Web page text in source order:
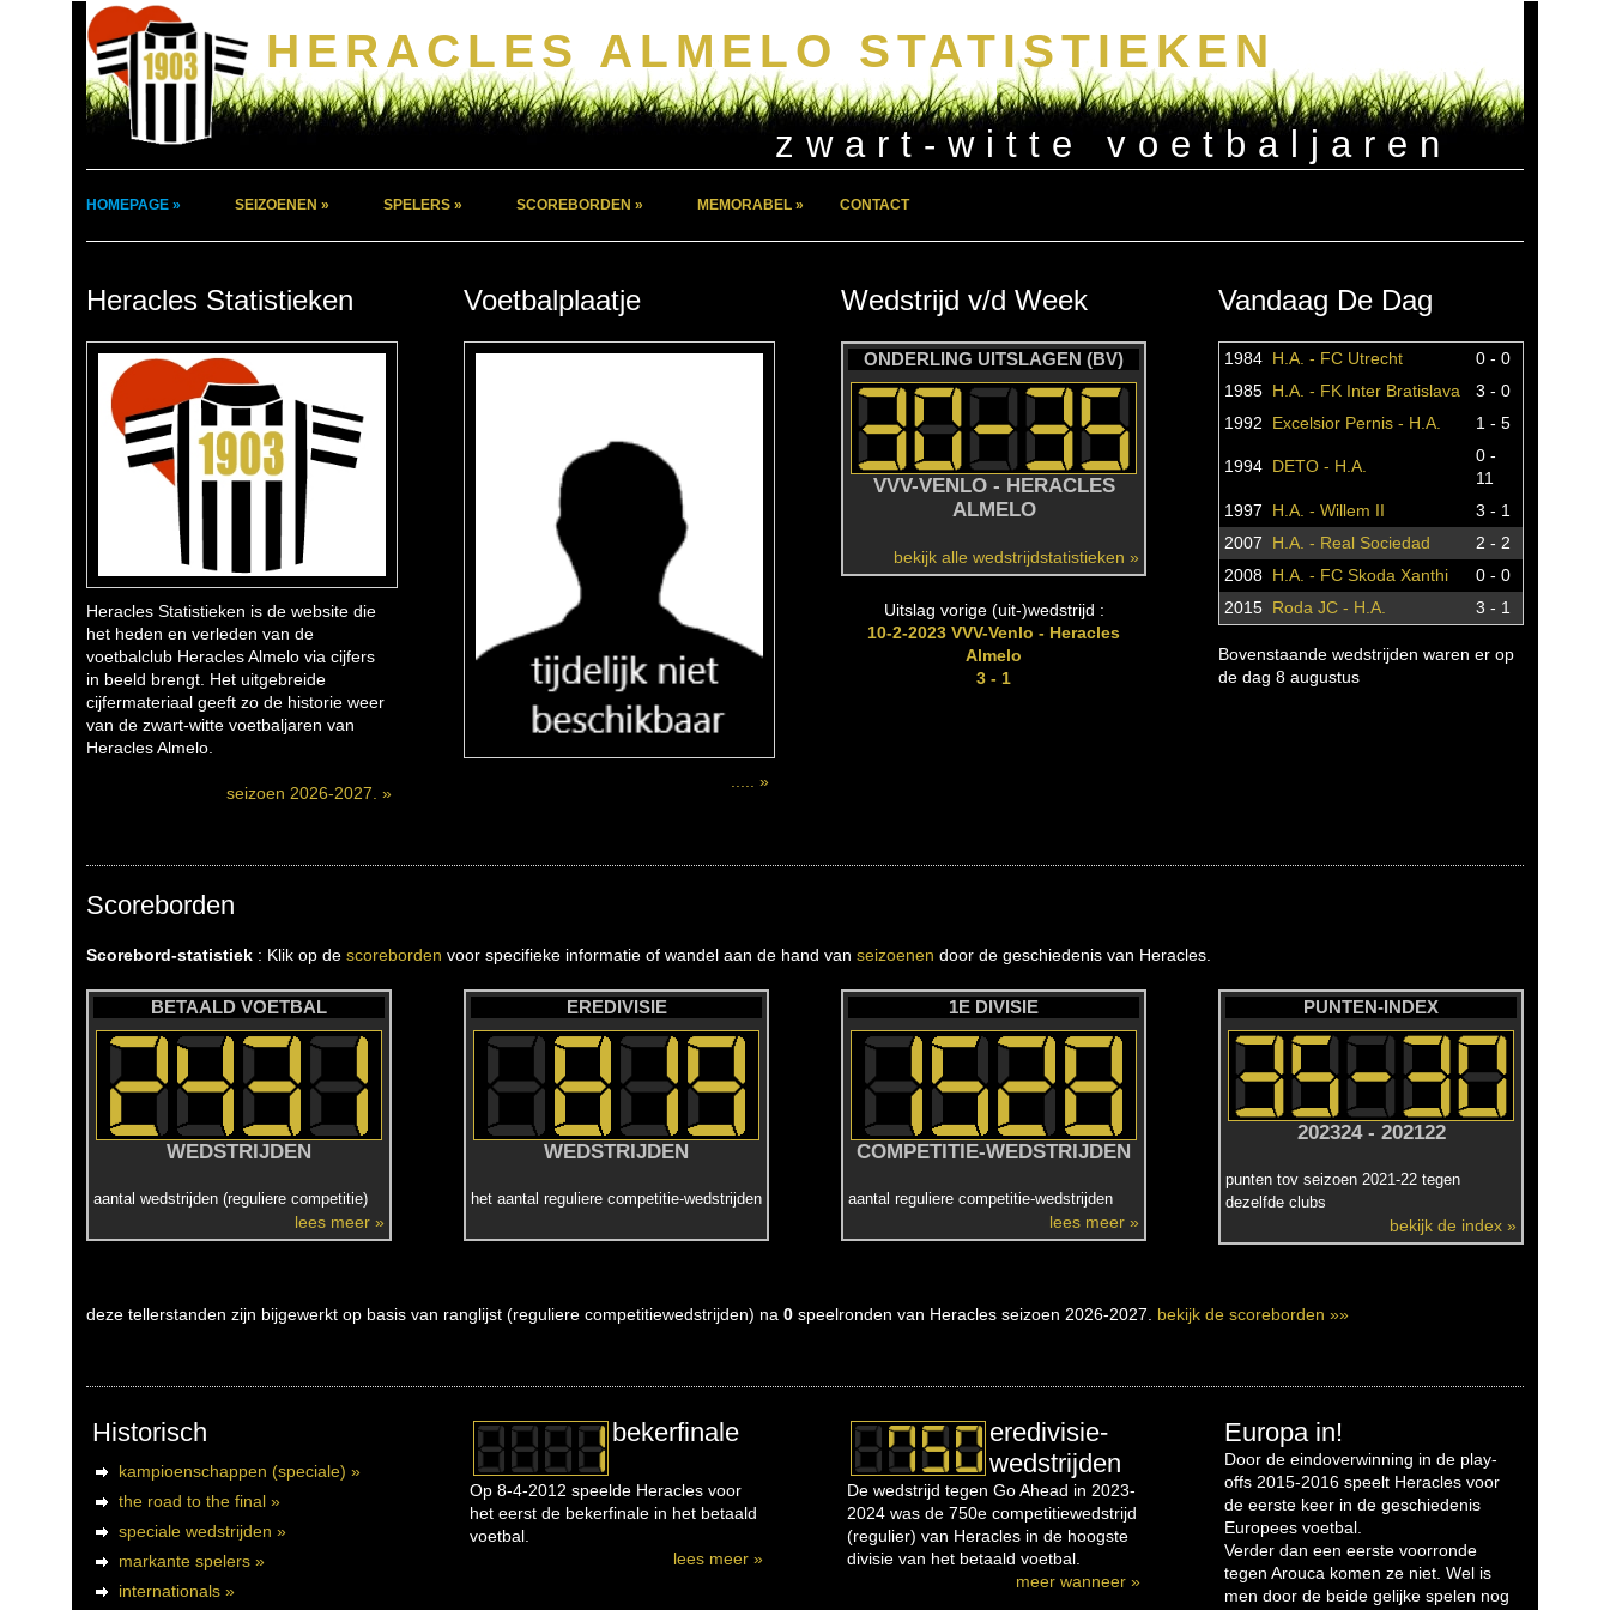
HERACLES ALMELO STATISTIEKEN
zwart-witte voetbaljaren
HOMEPAGE » SEIZOENEN » SPELERS » SCOREBORDEN » MEMORABEL » CONTACT
Heracles Statistieken
Heracles Statistieken is de website die
het heden en verleden van de
voetbalclub Heracles Almelo via cijfers
in beeld brengt. Het uitgebreide
cijfermateriaal geeft zo de historie weer
van de zwart-witte voetbaljaren van
Heracles Almelo.
seizoen 2026-2027. »
Voetbalplaatje
..... »
Wedstrijd v/d Week
ONDERLING UITSLAGEN (BV)
VVV-VENLO - HERACLES
ALMELO
bekijk alle wedstrijdstatistieken »
Uitslag vorige (uit-)wedstrijd :
10-2-2023 VVV-Venlo - Heracles
Almelo
3 - 1
Vandaag De Dag
1984 H.A. - FC Utrecht
0 - 0
1985 H.A. - FK Inter Bratislava
3 - 0
1992
Excelsior Pernis - H.A. 1 - 5
1994 DETO - H.A.
0 -
11
1997
H.A. - Willem II
3 - 1
2007
H.A. - Real Sociedad
2 - 2
2008 H.A. - FC Skoda Xanthi
0 - 0
2015 Roda JC - H.A. 3 - 1
Bovenstaande wedstrijden waren er op
de dag 8 augustus
Scoreborden
Scorebord-statistiek : Klik op de scoreborden voor specifieke informatie of wandel aan de hand van seizoenen door de geschiedenis van Heracles.
BETAALD VOETBAL
WEDSTRIJDEN
aantal wedstrijden (reguliere competitie)
lees meer »
EREDIVISIE
WEDSTRIJDEN
het aantal reguliere competitie-wedstrijden
1E DIVISIE
COMPETITIE-WEDSTRIJDEN
aantal reguliere competitie-wedstrijden
lees meer »
PUNTEN-INDEX
202324 - 202122
punten tov seizoen 2021-22 tegen
dezelfde clubs
bekijk de index »
deze tellerstanden zijn bijgewerkt op basis van ranglijst (reguliere competitiewedstrijden) na 0 speelronden van Heracles seizoen 2026-2027. bekijk de scoreborden »»
Historisch
kampioenschappen (speciale) »
the road to the final »
speciale wedstrijden »
markante spelers »
internationals »
bekerfinale
Op 8-4-2012 speelde Heracles voor
het eerst de bekerfinale in het betaald
voetbal.
lees meer »
eredivisie-
wedstrijden
De wedstrijd tegen Go Ahead in 2023-
2024 was de 750e competitiewedstrijd
(regulier) van Heracles in de hoogste
divisie van het betaald voetbal.
meer wanneer »
Europa in!
Door de eindoverwinning in de play-
offs 2015-2016 speelt Heracles voor
de eerste keer in de geschiedenis
Europees voetbal.
Verder dan een eerste voorronde
tegen Arouca komen ze niet. Wel is
men door de beide gelijke spelen nog